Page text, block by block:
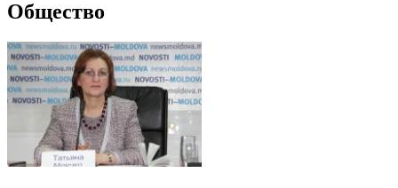
Общество